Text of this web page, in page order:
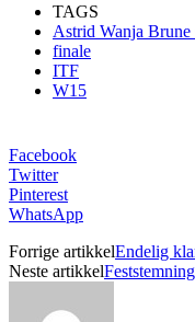
TAGS
Astrid Wanja Brune
finale
ITF
W15
Facebook
Twitter
Pinterest
WhatsApp
Forrige artikkelEndelig
Neste artikkel